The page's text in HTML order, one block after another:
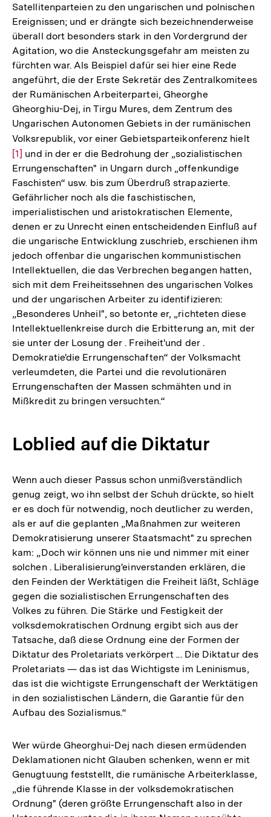
Satellitenparteien zu den ungarischen und polnischen
Ereignissen; und er drängte sich bezeichnenderweise
überall dort besonders stark in den Vordergrund der
Agitation, wo die Ansteckungsgefahr am meisten zu
fürchten war. Als Beispiel dafür sei hier eine Rede
angeführt, die der Erste Sekretär des Zentralkomitees
der Rumänischen Arbeiterpartei, Gheorghe
Gheorghiu-Dej, in Tirgu Mures, dem Zentrum des
Ungarischen Autonomen Gebiets in der rumänischen
Volksrepublik, vor einer Gebietsparteikonferenz hieltZur
[1] und in der er die Bedrohung der „sozialistischen
Errungenschaften" in Ungarn durch „offenkundige
Faschisten“ usw. bis zum Überdruß strapazierte.
Gefährlicher noch als die faschistischen,
imperialistischen und aristokratischen Elemente,
denen er zu Unrecht einen entscheidenden Einfluß auf
die ungarische Entwicklung zuschrieb, erschienen ihm
jedoch offenbar die ungarischen kommunistischen
Intellektuellen, die das Verbrechen begangen hatten,
sich mit dem Freiheitssehnen des ungarischen Volkes
und der ungarischen Arbeiter zu identifizieren:
„Besonderes Unheil", so betonte er, „richteten diese
Intellektuellenkreise durch die Erbitterung an, mit der
sie unter der Losung der . Freiheit'und der .
Demokratie'die Errungenschaften“ der Volksmacht
verleumdeten, die Partei und die revolutionären
Errungenschaften der Massen schmähten und in
Mißkredit zu bringen versuchten.“
Loblied auf die Diktatur
Wenn auch dieser Passus schon unmißverständlich
genug zeigt, wo ihn selbst der Schuh drückte, so hielt
er es doch für notwendig, noch deutlicher zu werden,
als er auf die geplanten „Maßnahmen zur weiteren
Demokratisierung unserer Staatsmacht" zu sprechen
kam: „Doch wir können uns nie und nimmer mit einer
solchen . Liberalisierung'einverstanden erklären, die
den Feinden der Werktätigen die Freiheit läßt, Schläge
gegen die sozialistischen Errungenschaften des
Volkes zu führen. Die Stärke und Festigkeit der
volksdemokratischen Ordnung ergibt sich aus der
Tatsache, daß diese Ordnung eine der Formen der
Diktatur des Proletariats verkörpert ... Die Diktatur des
Proletariats — das ist das Wichtigste im Leninismus,
das ist die wichtigste Errungenschaft der Werktätigen
in den sozialistischen Ländern, die Garantie für den
Aufbau des Sozialismus.“
Wer würde Gheorghui-Dej nach diesen ermüdenden
Deklamationen nicht Glauben schenken, wenn er mit
Genugtuung feststellt, die rumänische Arbeiterklasse,
„die führende Klasse in der volksdemokratischen
Ordnung" (deren größte Errungenschaft also in der